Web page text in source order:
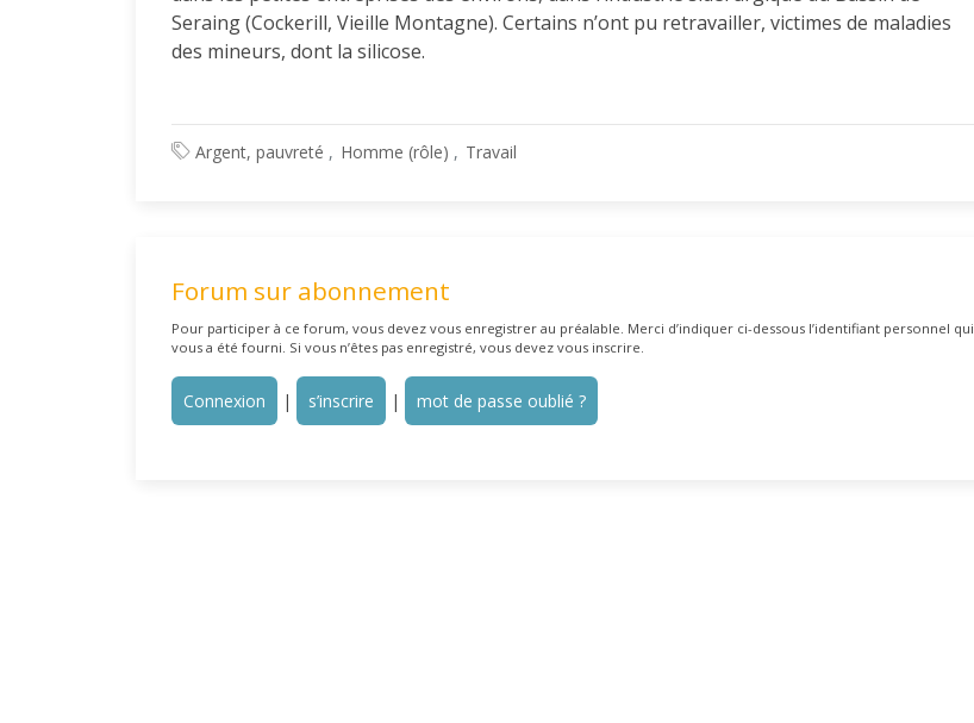
Seraing (Cockerill, Vieille Montagne). Certains n’ont pu retravailler, victimes de maladies
des mineurs, dont la silicose.
Argent, pauvreté Homme (rôle) Travail
Forum sur abonnement
Pour participer à ce forum, vous devez vous enregistrer au préalable. Merci d’indiquer ci-dessous l’identifiant personnel qui
vous a été fourni. Si vous n’êtes pas enregistré, vous devez vous inscrire.
Connexion | s’inscrire | mot de passe oublié ?